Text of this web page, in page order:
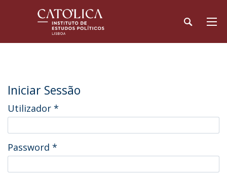
Iniciar Sessão
Utilizador *
Password *